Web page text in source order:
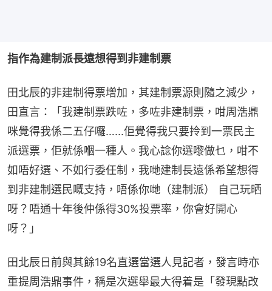
指作為建制派長遠想得到非建制票
田北辰的非建制得票增加，其建制票源則隨之減少，
田直言：「我建制票跌咗，多咗非建制票，咁周浩鼎
咪覺得我係二五仔囉…...佢覺得我只要拎到一票民主
派選票，佢就係嗰一種人。我心諗你選嚟做乜，咁不
如唔好選、不如行委任制，我哋建制長遠係希望想得
到非建制選民嘅支持，唔係你哋（建制派） 自己玩晒
呀？唔通十年後仲係得30%投票率，你會好開心
呀？」
田北辰日前與其餘19名直選當選人見記者，發言時亦
重提周浩鼎事件，稱是次選舉最大得着是「發現點改